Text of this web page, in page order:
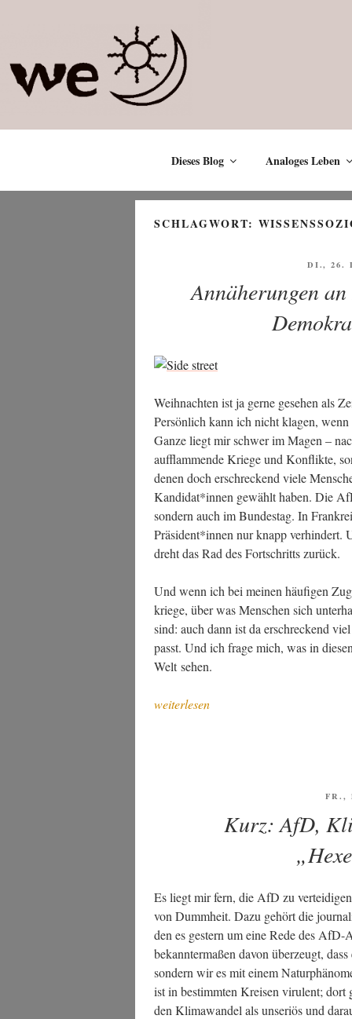
Dieses Blog Analoges Leben
SCHLAGWORT:
DI., 26.
Annäherungen
Weih­nach­ten ist ja ger­ne gese­hen als
Per­sön­lich kann ich nicht kla­gen,
Gan­ze liegt mir schwer im Magen –
auf­flam­men­de Krie­ge und Kon­flik­te,
denen doch erschre­ckend vie­le
Kandidat*innen gewählt haben. Die
son­dern auch im Bun­des­tag. In
Präsident*innen nur knapp ver­hin­dert.
dreht das Rad des Fort­schritts zurück.
Und wenn ich bei mei­nen häu­fi­gen
krie­ge, über was Men­schen sich
sind: auch dann ist da erschre­ckend
passt. Und ich fra­ge mich, was in
Welt sehen.
„Annä­
oder:
Demo­
kra­
tie
Uto­
pie“
weiterlesen
FR.,
Kurz: AfD,
Es liegt mir fern, die AfD zu
von Dumm­heit. Dazu gehört die
den es ges­tern um eine Rede des
bekann­ter­ma­ßen davon über­zeugt,
son­dern wir es mit einem
ist in bestimm­ten Krei­sen viru­lent; dort
den Kli­ma­wan­del als unse­ri­ös und